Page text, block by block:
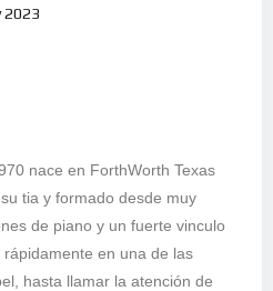
2023
nace en ForthWorth Texas
tia y formado desde muy
de piano y un fuerte vinculo
en una de las
hasta llamar la atención de